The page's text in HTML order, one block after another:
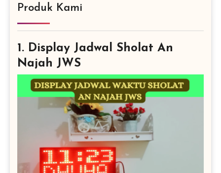
Produk Kami
1. Display Jadwal Sholat An
Najah JWS